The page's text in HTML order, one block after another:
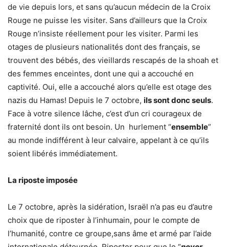
de vie depuis lors, et sans qu’aucun médecin de la Croix
Rouge ne puisse les visiter. Sans d’ailleurs que la Croix
Rouge n’insiste réellement pour les visiter. Parmi les
otages de plusieurs nationalités dont des français, se
trouvent des bébés, des vieillards rescapés de la shoah et
des femmes enceintes, dont une qui a accouché en
captivité. Oui, elle a accouché alors qu’elle est otage des
nazis du Hamas! Depuis le 7 octobre, ils sont donc seuls.
Face à votre silence lâche, c’est d’un cri courageux de
fraternité dont ils ont besoin. Un hurlement “ensemble”
au monde indifférent à leur calvaire, appelant à ce qu’ils
soient libérés immédiatement.
La riposte imposée
Le 7 octobre, après la sidération, Israël n’a pas eu d’autre
choix que de riposter à l’inhumain, pour le compte de
l’humanité, contre ce groupe,sans âme et armé par l’aide